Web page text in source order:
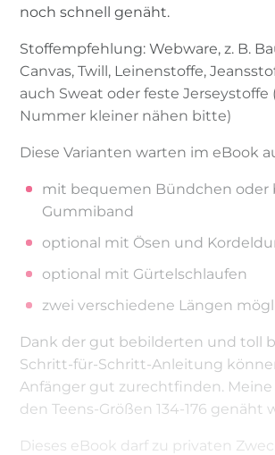
noch schnell genäht.
Stoffempfehlung: Webware, z. B.
Canvas, Twill, Leinenstoffe,
auch Sweat oder feste Jerseystoffe
Nummer kleiner nähen bitte)
Diese Varianten warten im eBook
mit bequemen Bündchen oder
Gummiband
optional mit Ösen und
optional mit Gürtelschlaufen
zwei verschiedene Längen
Dank der gut bebilderten und toll
Schritt-für-Schritt-Anleitung
Anfänger gut zurechtfinden. Meine
den Teens-Größen 134-176 genäht
Dieses eBook darf zu privaten